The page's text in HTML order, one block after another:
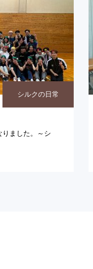
シルクの日常
ました。～シ